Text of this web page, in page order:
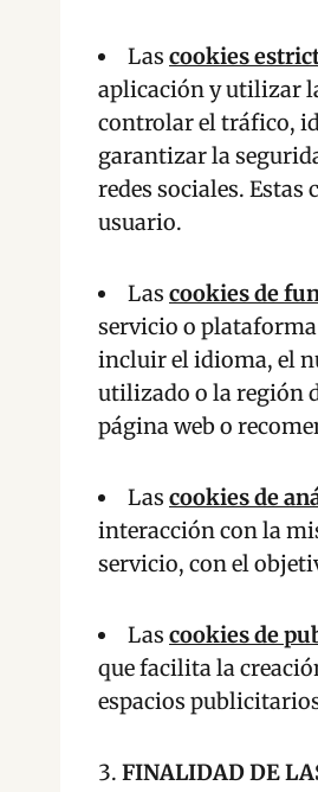
Las cookies
aplicación y utilizar
controlar el tráfico,
garantizar la
redes sociales.
usuario.
Las cookies de
servicio o plataforma
incluir el idioma, el
utilizado o la región
página web o
Las cookies de
interacción con la
servicio, con el
Las cookies de
que facilita la
espacios
FINALIDAD DE